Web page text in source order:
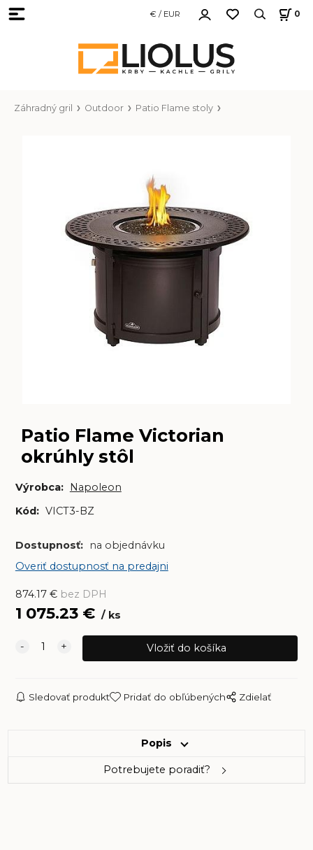
€ / EUR 0
Záhradný gril Outdoor Patio Flame stoly
Patio Flame Victorian
okrúhly stôl
Výrobca:
Napoleon
Kód: VICT3-BZ
Dostupnosť:
na objednávku
Overiť dostupnosť na predajni
874.17€ bez DPH
1 075.23€ ks
Sledovať produkt Pridať do obľúbených Zdielať
Popis
Potrebujete poradiť?